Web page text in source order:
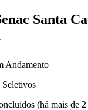
Santa
Andamento
Seletivos
(há mais de